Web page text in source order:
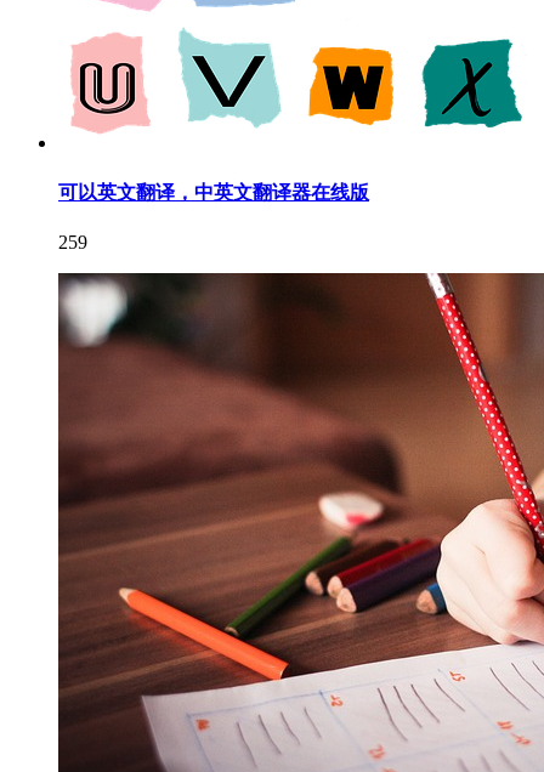
可以英文翻译，中英文翻译器在线版
259